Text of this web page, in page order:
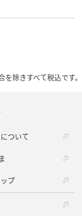
除きすべて税込です。
ついて
プ